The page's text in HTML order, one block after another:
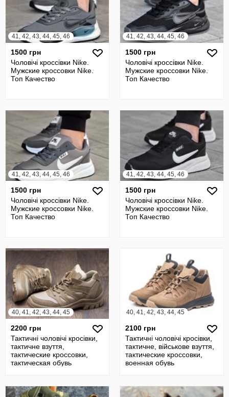
41, 42, 43, 44, 45, 46
1500 грн
Чоловічі кроссівки Nike.
Мужские кроссовки Nike.
Топ Качество
41, 42, 43, 44, 45, 46
1500 грн
Чоловічі кроссівки Nike.
Мужские кроссовки Nike.
Топ Качество
41, 42, 43, 44, 45, 46
1500 грн
Чоловічі кроссівки Nike.
Мужские кроссовки Nike.
Топ Качество
41, 42, 43, 44, 45, 46
1500 грн
Чоловічі кроссівки Nike.
Мужские кроссовки Nike.
Топ Качество
40, 41, 42, 43, 44, 45
2200 грн
Тактичні чоловічі кросівки,
тактичне взуття,
тактические кроссовки,
тактическая обувь
40, 41, 42, 43, 44, 45
2100 грн
Тактичні чоловічі кросівки,
тактичне, військове взуття,
тактические кроссовки,
военная обувь